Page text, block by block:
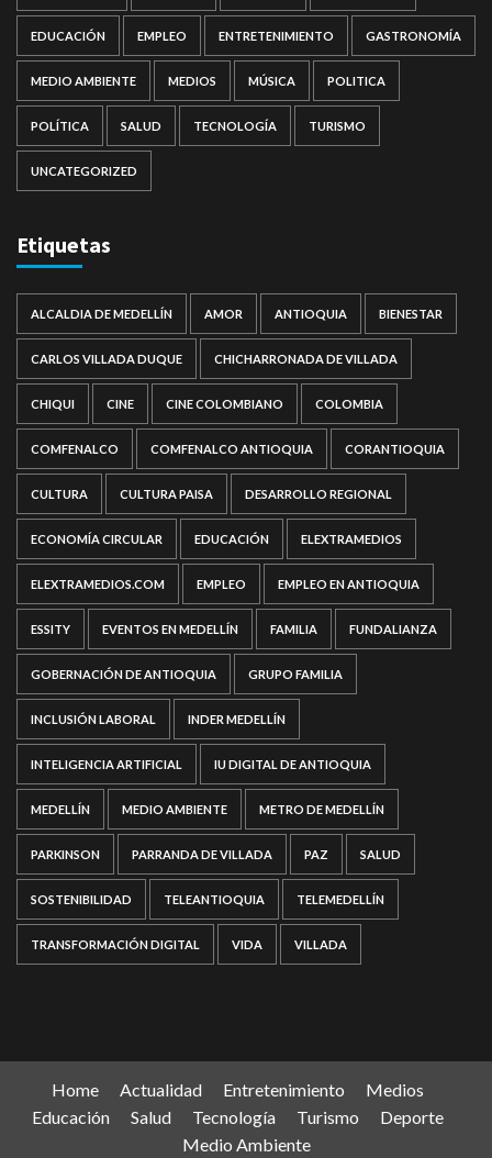
EDUCACIÓN EMPLEO ENTRETENIMIENTO GASTRONOMÍA
MEDIO AMBIENTE MEDIOS MÚSICA POLITICA
POLÍTICA SALUD TECNOLOGÍA TURISMO
UNCATEGORIZED
Etiquetas
ALCALDIA DE MEDELLÍN AMOR ANTIOQUIA BIENESTAR
CARLOS VILLADA DUQUE CHICHARRONADA DE VILLADA
CHIQUI CINE CINE COLOMBIANO COLOMBIA
COMFENALCO COMFENALCO ANTIOQUIA CORANTIOQUIA
CULTURA CULTURA PAISA DESARROLLO REGIONAL
ECONOMÍA CIRCULAR EDUCACIÓN ELEXTRAMEDIOS
ELEXTRAMEDIOS.COM EMPLEO EMPLEO EN ANTIOQUIA
ESSITY EVENTOS EN MEDELLÍN FAMILIA FUNDALIANZA
GOBERNACIÓN DE ANTIOQUIA GRUPO FAMILIA
INCLUSIÓN LABORAL INDER MEDELLÍN
INTELIGENCIA ARTIFICIAL IU DIGITAL DE ANTIOQUIA
MEDELLÍN MEDIO AMBIENTE METRO DE MEDELLÍN
PARKINSON PARRANDA DE VILLADA PAZ SALUD
SOSTENIBILIDAD TELEANTIOQUIA TELEMEDELLÍN
TRANSFORMACIÓN DIGITAL VIDA VILLADA
Home Actualidad Entretenimiento
Medios
Educación
Salud Tecnología Turismo
Deporte
Medio Ambiente